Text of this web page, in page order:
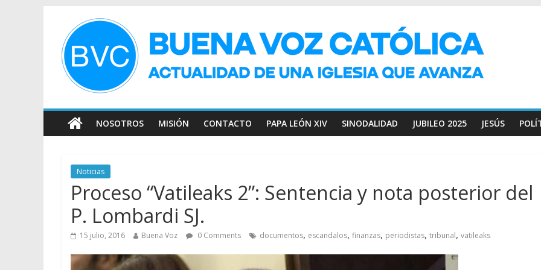
NOSOTROS MISIÓN CONTACTO PAPA LEÓN XIV SINODALIDAD JUBILEO 2025 JESÚS
Noticias
Proceso “Vatileaks 2”: Sentencia y nota posterior del
P. Lombardi SJ.
15 julio, 2016 Buena Voz 0 Comments documentos, escandalos, finanzas, periodistas, tribunal, vatileaks